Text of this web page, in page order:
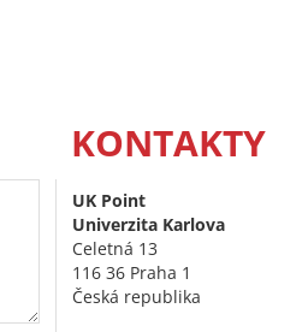
KONTAKTY
UK Point
Univerzita Karlova
Celetná 13
116 36 Praha 1
Česká republika